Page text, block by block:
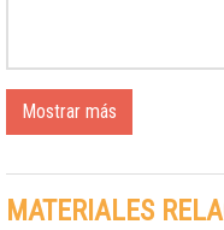
Mostrar más
MATERIALES